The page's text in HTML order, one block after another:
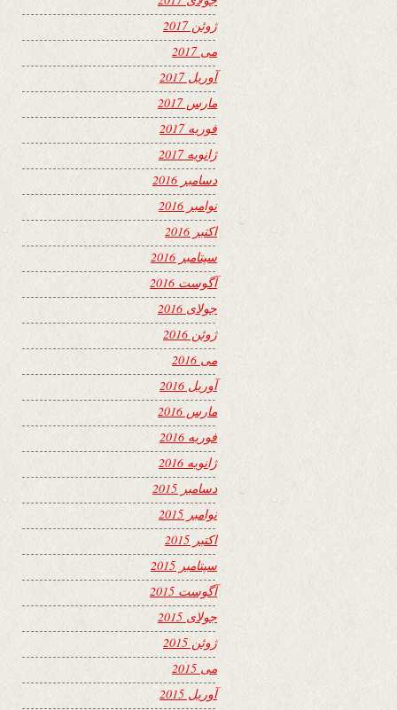
ژوئن 2017
می 2017
آوریل 2017
مارس 2017
فوریه 2017
ژانویه 2017
دسامبر 2016
نوامبر 2016
اکتبر 2016
سپتامبر 2016
آگوست 2016
جولای 2016
ژوئن 2016
می 2016
آوریل 2016
مارس 2016
فوریه 2016
ژانویه 2016
دسامبر 2015
نوامبر 2015
اکتبر 2015
سپتامبر 2015
آگوست 2015
جولای 2015
ژوئن 2015
می 2015
آوریل 2015